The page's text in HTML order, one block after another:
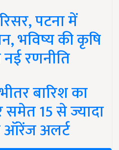
पटना में
भविष्य की कृषि
रणनीति
बारिश का
समेत 15 से ज्यादा
ऑरेंज अलर्ट